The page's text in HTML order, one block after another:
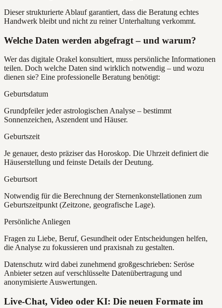
Dieser strukturierte Ablauf garantiert, dass die Beratung echtes
Handwerk bleibt und nicht zu reiner Unterhaltung verkommt.
Welche Daten werden abgefragt – und warum?
Wer das digitale Orakel konsultiert, muss persönliche Informationen
teilen. Doch welche Daten sind wirklich notwendig – und wozu
dienen sie? Eine professionelle Beratung benötigt:
Geburtsdatum
Grundpfeiler jeder astrologischen Analyse – bestimmt
Sonnenzeichen, Aszendent und Häuser.
Geburtszeit
Je genauer, desto präziser das Horoskop. Die Uhrzeit definiert die
Häuserstellung und feinste Details der Deutung.
Geburtsort
Notwendig für die Berechnung der Sternenkonstellationen zum
Geburtszeitpunkt (Zeitzone, geografische Lage).
Persönliche Anliegen
Fragen zu Liebe, Beruf, Gesundheit oder Entscheidungen helfen,
die Analyse zu fokussieren und praxisnah zu gestalten.
Datenschutz wird dabei zunehmend großgeschrieben: Seröse
Anbieter setzen auf verschlüsselte Datenübertragung und
anonymisierte Auswertungen.
Live-Chat, Video oder KI: Die neuen Formate im